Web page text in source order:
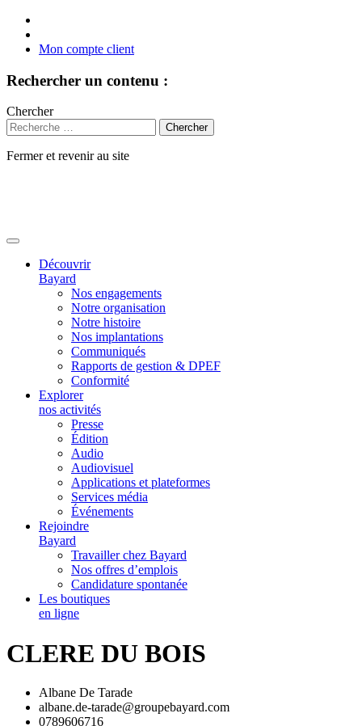
Mon compte client
Rechercher un contenu :
Chercher
Fermer et revenir au site
Découvrir
Bayard
Nos engagements
Notre organisation
Notre histoire
Nos implantations
Communiqués
Rapports de gestion & DPEF
Conformité
Explorer
nos activités
Presse
Édition
Audio
Audiovisuel
Applications et plateformes
Services média
Événements
Rejoindre
Bayard
Travailler chez Bayard
Nos offres d’emplois
Candidature spontanée
Les boutiques
en ligne
CLERE DU BOIS
Albane De Tarade
albane.de-tarade@groupebayard.com
0789606716